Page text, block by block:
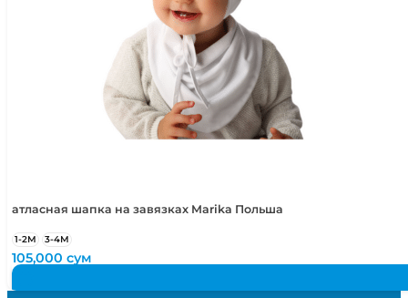
атласная шапка на завязках Marika Польша
1-2М 3-4М
105,000сум